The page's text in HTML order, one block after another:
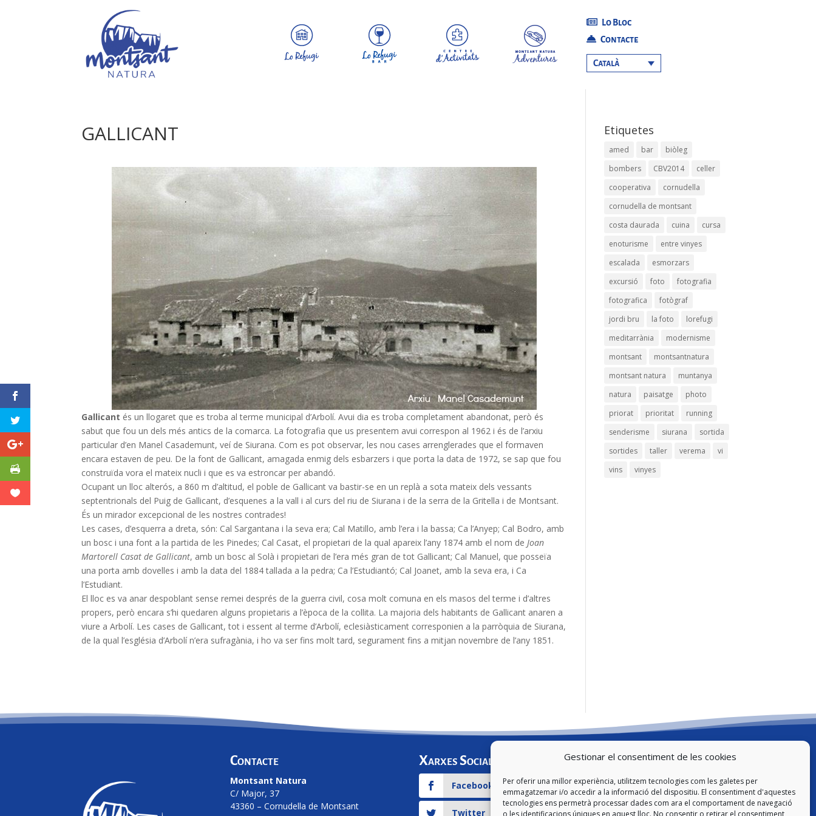
Gestionar el consentiment de les cookies
Per oferir una millor experiència, utilitzem tecnologies com les galetes per
emmagatzemar i/o accedir a la informació del dispositiu. El consentiment d'aquestes
tecnologies ens permetrà processar dades com ara el comportament de navegació
o les identificacions úniques en aquest lloc. No consentir o retirar el consentiment
Lo Bloc
Contacte
Català
GALLICANT
Gallicant és un llogaret que es troba al terme municipal d’Arbolí. Avui dia es troba completament abandonat, però és
sabut que fou un dels més antics de la comarca. La fotografia que us presentem avui correspon al 1962 i és de l’arxiu
particular d’en Manel Casademunt, veí de Siurana. Com es pot observar, les nou cases arrenglerades que el formaven
encara estaven de peu. De la font de Gallicant, amagada enmig dels esbarzers i que porta la data de 1972, se sap que fou
construïda vora el mateix nucli i que es va estroncar per abandó.
Ocupant un lloc alterós, a 860 m d’altitud, el poble de Gallicant va bastir-se en un replà a sota mateix dels vessants
septentrionals del Puig de Gallicant, d’esquenes a la vall i al curs del riu de Siurana i de la serra de la Gritella i de Montsant.
És un mirador excepcional de les nostres contrades!
Les cases, d’esquerra a dreta, són: Cal Sargantana i la seva era; Cal Matillo, amb l’era i la bassa; Ca l’Anyep; Cal Bodro, amb
un bosc i una font a la partida de les Pinedes; Cal Casat, el propietari de la qual apareix l’any 1874 amb el nom de Joan
Martorell Casat de Gallicant, amb un bosc al Solà i propietari de l’era més gran de tot Gallicant; Cal Manuel, que posseïa
una porta amb dovelles i amb la data del 1884 tallada a la pedra; Ca l’Estudiantó; Cal Joanet, amb la seva era, i Ca
l’Estudiant.
El lloc es va anar despoblant sense remei després de la guerra civil, cosa molt comuna en els masos del terme i d’altres
propers, però encara s’hi quedaren alguns propietaris a l’època de la collita. La majoria dels habitants de Gallicant anaren a
viure a Arbolí. Les cases de Gallicant, tot i essent al terme d’Arbolí, eclesiàsticament corresponien a la parròquia de Siurana,
de la qual l’església d’Arbolí n’era sufragània, i ho va ser fins molt tard, segurament fins a mitjan novembre de l’any 1851.
Etiquetes
amed bar
biòleg
bombers
CBV2014
celler
cooperativa
cornudella
cornudella de montsant
costa daurada
cuina
cursa
enoturisme
entre vinyes
escalada
esmorzars
excursió
foto
fotografia
fotografica
fotògraf
jordi bru
la foto
lorefugi
meditarrània
modernisme
montsant
montsantnatura
montsant natura
muntanya
natura
paisatge
photo
priorat
prioritat
running
senderisme
siurana
sortida
sortides
taller verema
vi
vins
vinyes
Contacte
Montsant Natura
C/ Major, 37
43360 – Cornudella de Montsant
Xarxes Socials
Facebook
Twitter
Legal
Avís Legal i Política de Privacitat
Política de cookies